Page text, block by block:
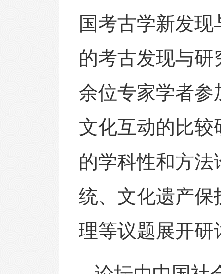
国考古学新发
的考古发现与研
余位专家学者
文化互动的比
的学科性和方
统、文化遗产保
理等议题展开研